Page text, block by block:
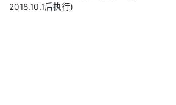
2018.10.1后执行)